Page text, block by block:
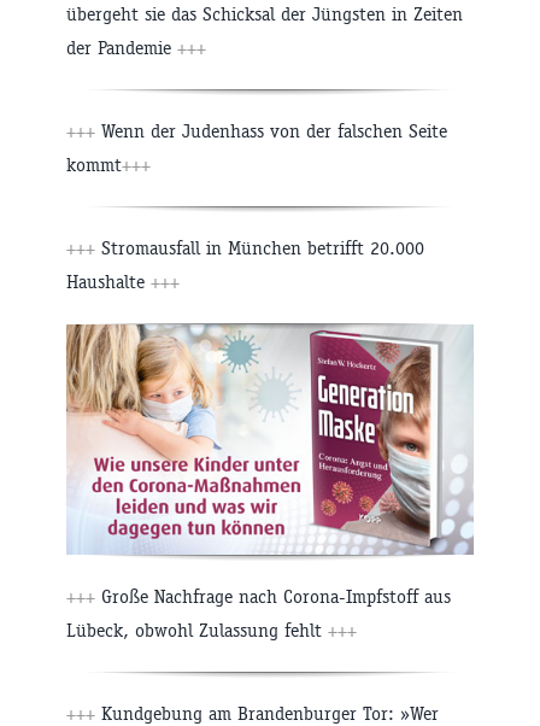
übergeht sie das Schicksal der Jüngsten in Zeiten
der Pandemie +++
+++ Wenn der Judenhass von der falschen Seite
kommt+++
+++ Stromausfall in München betrifft 20.000
Haushalte +++
+++ Große Nachfrage nach Corona-Impfstoff aus
Lübeck, obwohl Zulassung fehlt +++
+++ Kundgebung am Brandenburger Tor: »Wer